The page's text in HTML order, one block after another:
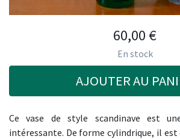
60,00 €
En stock
AJOUTER AU
Ce vase de style scandinave est
intéressante. De forme cylindrique, il est